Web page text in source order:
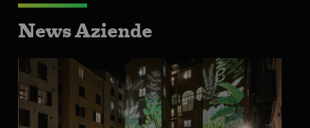
News Aziende